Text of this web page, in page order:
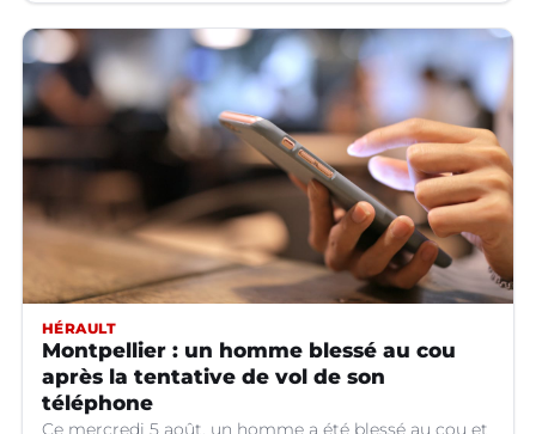
HÉRAULT
Montpellier : un homme blessé au cou
après la tentative de vol de son
téléphone
Ce mercredi 5 août, un homme a été blessé au cou et